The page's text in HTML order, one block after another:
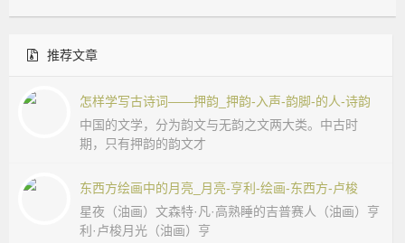
推荐文章
怎样学写古诗词——押韵_押韵-入声-韵脚-的人-诗韵
中国的文学，分为韵文与无韵之文两大类。中古时
期，只有押韵的韵文才
东西方绘画中的月亮_月亮-亨利-绘画-东西方-卢梭
星夜（油画）文森特·凡·高熟睡的吉普赛人（油画）亨
利·卢梭月光（油画）亨